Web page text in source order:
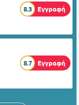
8.3 Εγγραφή
8.7 Εγγραφή